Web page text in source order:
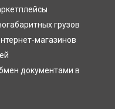
грузов
магазинов
документами в